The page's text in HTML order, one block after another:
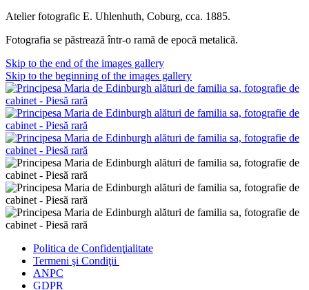
Atelier fotografic E. Uhlenhuth, Coburg, cca. 1885.
Fotografia se păstrează într-o ramă de epocă metalică.
Skip to the end of the images gallery
Skip to the beginning of the images gallery
Politica de Confidenţialitate
Termeni şi Condiţii
ANPC
GDPR